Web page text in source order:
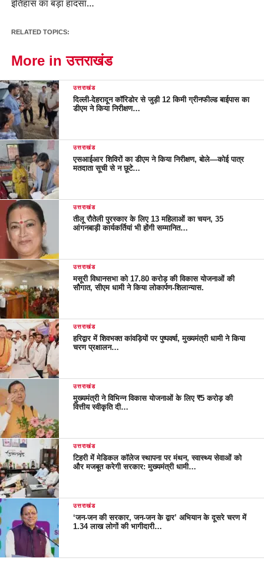
RELATED TOPICS:
More in उत्तराखंड
उत्तराखंड
दिल्ली-देहरादून कॉरिडोर से जुड़ी 12 किमी ग्रीनफील्ड बाईपास का
डीएम ने किया निरीक्षण…
उत्तराखंड
एसआईआर शिविरों का डीएम ने किया निरीक्षण, बोले—कोई पात्र
मतदाता सूची से न छूटे…
उत्तराखंड
तीलू रौतेली पुरस्कार के लिए 13 महिलाओं का चयन, 35
आंगनबाड़ी कार्यकर्तियां भी होंगी सम्मानित…
उत्तराखंड
मसूरी विधानसभा को 17.80 करोड़ की विकास योजनाओं की
सौगात, सीएम धामी ने किया लोकार्पण-शिलान्यास.
उत्तराखंड
हरिद्वार में शिवभक्त कांवड़ियों पर पुष्पवर्षा, मुख्यमंत्री धामी ने किया
चरण प्रक्षालन…
उत्तराखंड
मुख्यमंत्री ने विभिन्न विकास योजनाओं के लिए ₹5 करोड़ की
वित्तीय स्वीकृति दी…
उत्तराखंड
टिहरी में मेडिकल कॉलेज स्थापना पर मंथन, स्वास्थ्य सेवाओं को
और मजबूत करेगी सरकार: मुख्यमंत्री धामी…
उत्तराखंड
‘जन-जन की सरकार, जन-जन के द्वार’ अभियान के दूसरे चरण में
1.34 लाख लोगों की भागीदारी…